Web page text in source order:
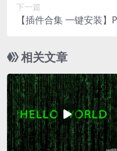
下一篇
【插件合集 一键安装
相关文章